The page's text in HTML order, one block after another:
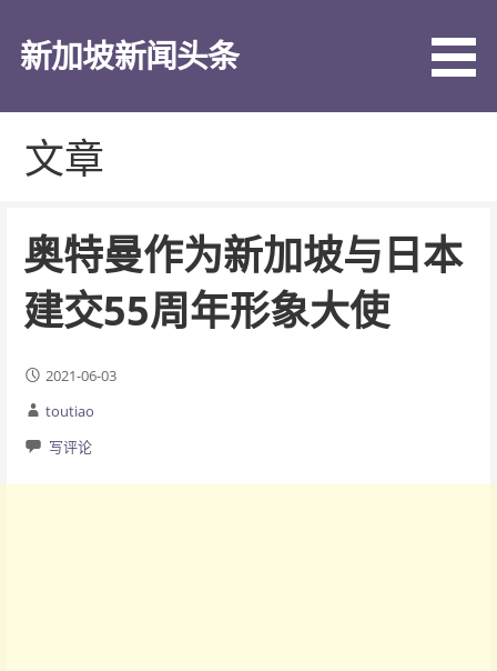
新加坡新闻头条
文章
奥特曼作为新加坡与日本
建交55周年形象大使
2021-06-03
toutiao
写评论